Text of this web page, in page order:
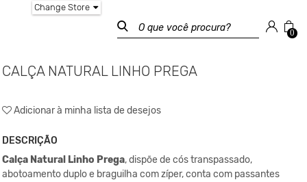
Change Store
0
CALÇA NATURAL LINHO PREGA
Adicionar à minha lista de desejos
DESCRIÇÃO
Calça Natural Linho Prega, dispõe de cós transpassado,
abotoamento duplo e braguilha com zíper, conta com passantes